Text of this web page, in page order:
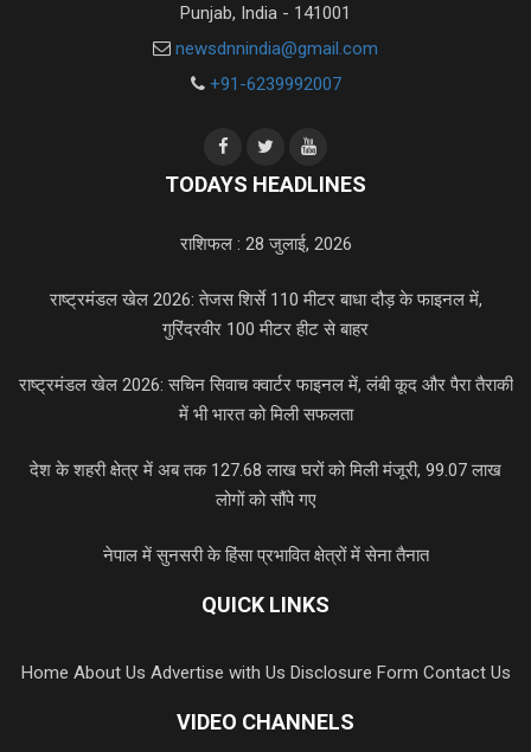
Punjab, India - 141001
newsdnnindia@gmail.com
+91-6239992007
TODAYS HEADLINES
राशिफल : 28 जुलाई, 2026
राष्ट्रमंडल खेल 2026: तेजस शिर्से 110 मीटर बाधा दौड़ के फाइनल में,
गुरिंदरवीर 100 मीटर हीट से बाहर
राष्ट्रमंडल खेल 2026: सचिन सिवाच क्वार्टर फाइनल में, लंबी कूद और पैरा तैराकी
में भी भारत को मिली सफलता
देश के शहरी क्षेत्र में अब तक 127.68 लाख घरों को मिली मंजूरी, 99.07 लाख
लोगों को सौंपे गए
नेपाल में सुनसरी के हिंसा प्रभावित क्षेत्रों में सेना तैनात
QUICK LINKS
Home About Us Advertise with Us Disclosure Form Contact Us
VIDEO CHANNELS